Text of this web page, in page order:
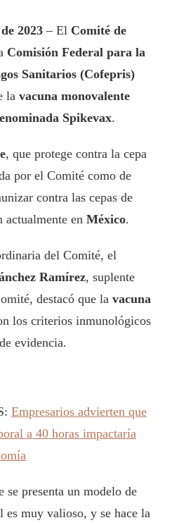
2023 – El Comité de
Comisión Federal para la
Sanitarios (Cofepris)
la vacuna monovalente
Spikevax.
, que protege contra la cepa
por el Comité como de
contra las cepas de
actualmente en México.
del Comité, el
Ramírez, suplente
destacó que la vacuna
los criterios inmunológicos
evidencia.
Empresarios advierten que
a 40 horas impactaría
se presenta un modelo de
es muy valioso, y se hace la